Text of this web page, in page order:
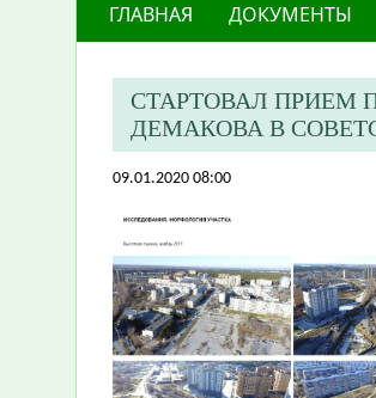
ГЛАВНАЯ ДОКУМЕНТЫ
СТАРТОВАЛ ПРИЕМ
ДЕМАКОВА В
09.01.2020 08:00